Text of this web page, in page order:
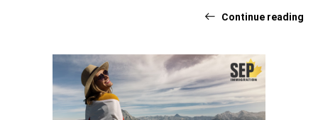
Continue reading